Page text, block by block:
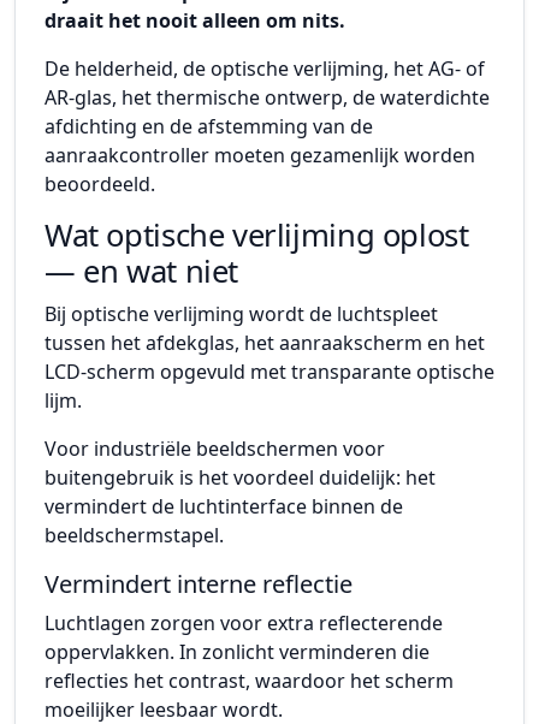
draait het nooit alleen om nits.
De helderheid, de optische verlijming, het AG- of
AR-glas, het thermische ontwerp, de waterdichte
afdichting en de afstemming van de
aanraakcontroller moeten gezamenlijk worden
beoordeeld.
Wat optische verlijming oplost
— en wat niet
Bij optische verlijming wordt de luchtspleet
tussen het afdekglas, het aanraakscherm en het
LCD-scherm opgevuld met transparante optische
lijm.
Voor industriële beeldschermen voor
buitengebruik is het voordeel duidelijk: het
vermindert de luchtinterface binnen de
beeldschermstapel.
Vermindert interne reflectie
Luchtlagen zorgen voor extra reflecterende
oppervlakken. In zonlicht verminderen die
reflecties het contrast, waardoor het scherm
moeilijker leesbaar wordt.